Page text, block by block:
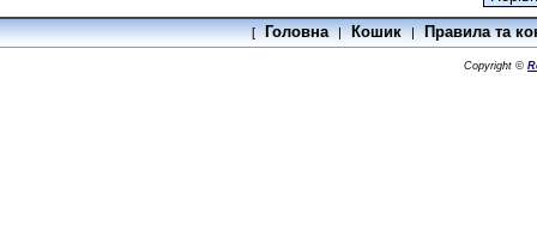
[ Головна | Кошик | Правила та
Copyright ©